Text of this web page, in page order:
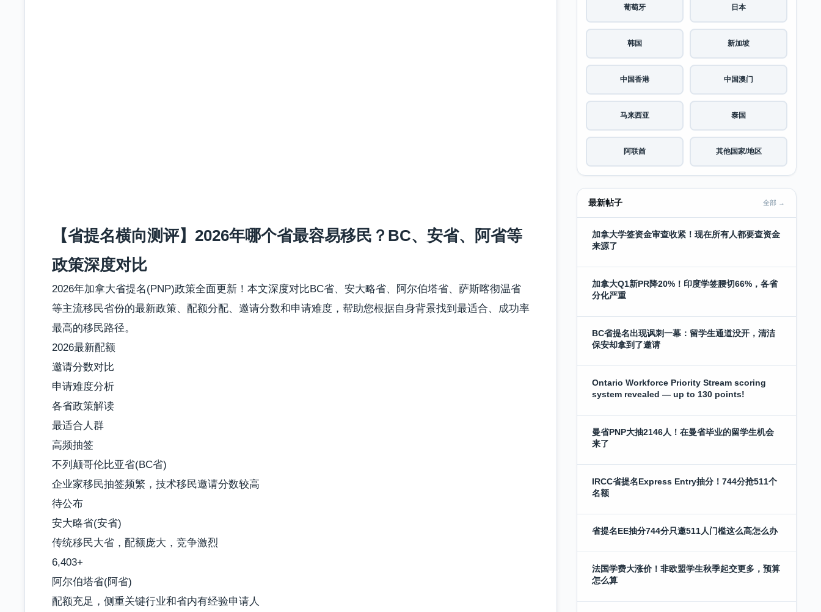
【省提名横向测评】2026年哪个省最容易移民？BC、安省、阿省等
政策深度对比
2026年加拿大省提名(PNP)政策全面更新！本文深度对比BC省、安大略省、阿尔伯塔省、萨斯喀彻温省
等主流移民省份的最新政策、配额分配、邀请分数和申请难度，帮助您根据自身背景找到最适合、成功率
最高的移民路径。
2026最新配额
邀请分数对比
申请难度分析
各省政策解读
最适合人群
高频抽签
不列颠哥伦比亚省(BC省)
企业家移民抽签频繁，技术移民邀请分数较高
待公布
安大略省(安省)
传统移民大省，配额庞大，竞争激烈
6,403+
阿尔伯塔省(阿省)
配额充足，侧重关键行业和省内有经验申请人
葡萄牙 日本
韩国 新加坡
中国香港 中国澳门
马来西亚 泰国
阿联酋 其他国家/地区
最新帖子 全部 →
加拿大学签资金审查收紧！现在所有人都要查资金
来源了
加拿大Q1新PR降20%！印度学签腰切66%，各省
分化严重
BC省提名出现讽刺一幕：留学生通道没开，清洁
保安却拿到了邀请
Ontario Workforce Priority Stream scoring
system revealed — up to 130 points!
曼省PNP大抽2146人！在曼省毕业的留学生机会
来了
IRCC省提名Express Entry抽分！744分抢511个
名额
省提名EE抽分744分只邀511人门槛这么高怎么办
法国学费大涨价！非欧盟学生秋季起交更多，预算
怎么算